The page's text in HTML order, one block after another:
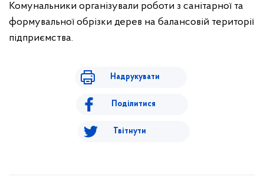
Комунальники організували роботи з санітарної та
формувальної обрізки дерев на балансовій території
підприємства.
Надрукувати
Поділитися
Твітнути